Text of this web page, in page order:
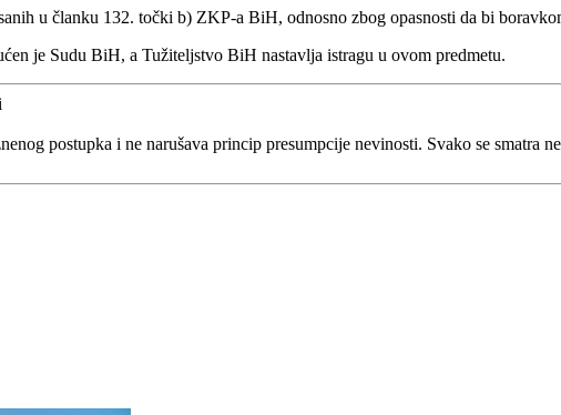
u članku 132. točki b) ZKP-a BiH, odnosno zbog opasnosti da bi
je Sudu BiH, a Tužiteljstvo BiH nastavlja istragu u ovom predmetu.
postupka i ne narušava princip presumpcije nevinosti. Svako se